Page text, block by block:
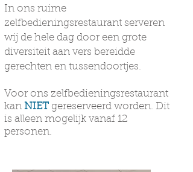
In ons ruime
zelfbedieningsrestaurant serveren
wij de hele dag door een grote
diversiteit aan vers bereidde
gerechten en tussendoortjes.
Voor ons zelfbedieningsrestaurant
kan NIET gereserveerd worden. Dit
is alleen mogelijk vanaf 12
personen.